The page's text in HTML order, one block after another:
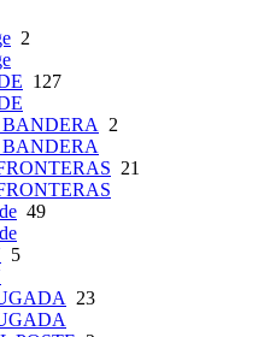
2
127
2
21
49
5
23